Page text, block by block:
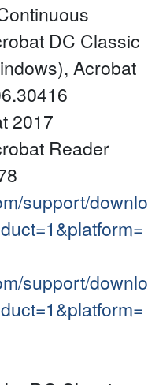
DC Classic
Acrobat
2017
Reader
support/downlo
support/downlo